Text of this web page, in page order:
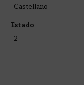
Castellano
Estado
2